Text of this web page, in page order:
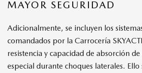
MAYOR SEGURIDAD
Adicionalmente, se incluyen los
comandados por la Carrocería
resistencia y capacidad de absorción
especial durante choques laterales.